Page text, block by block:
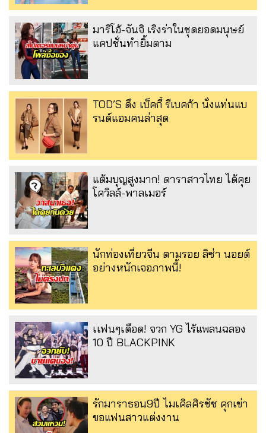
มาริโอ้-จันจิ เริงร่าในชุดยอดมนุษย์
แคปชั่นทำยิ้มตาม
TOD’S ดึง เบ็คกี้ รีเบคก้า นั่งแท่นแบ
รนด์แอมคนล่าสุด
แต้มบุญสูงมาก! ดาราสาวไทย ได้คุย
โควิลล์-พาลเมอร์
นักท่องเที่ยวจีน ตามรอย ลิซ่า นอยด์
อย่างหนักเจอภาพนี้!
เเฟนๆเดือด! จวก YG ไร้แพลนฉลอง
10 ปี BLACKPINK
รักมาราธอน9ปี ไมเคิลศิรชัช คุกเข่า
ขอแฟนสาวแต่งงาน